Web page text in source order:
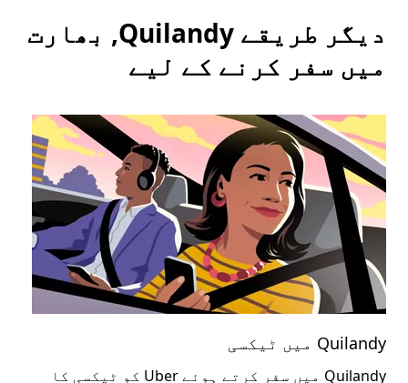
دیگر طریقے Quilandy, بھارت
میں سفر کرنے کے لیے
Quilandy میں ٹیکسی
Quilandy میں سفر کرتے ہوئے Uber کو ٹیکسی کا